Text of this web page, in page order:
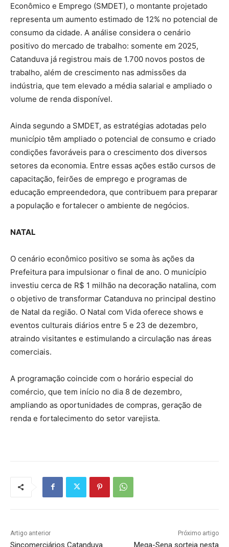
Econômico e Emprego (SMDET), o montante projetado
representa um aumento estimado de 12% no potencial de
consumo da cidade. A análise considera o cenário
positivo do mercado de trabalho: somente em 2025,
Catanduva já registrou mais de 1.700 novos postos de
trabalho, além de crescimento nas admissões da
indústria, que tem elevado a média salarial e ampliado o
volume de renda disponível.
Ainda segundo a SMDET, as estratégias adotadas pelo
município têm ampliado o potencial de consumo e criado
condições favoráveis para o crescimento dos diversos
setores da economia. Entre essas ações estão cursos de
capacitação, feirões de emprego e programas de
educação empreendedora, que contribuem para preparar
a população e fortalecer o ambiente de negócios.
NATAL
O cenário econômico positivo se soma às ações da
Prefeitura para impulsionar o final de ano. O município
investiu cerca de R$ 1 milhão na decoração natalina, com
o objetivo de transformar Catanduva no principal destino
de Natal da região. O Natal com Vida oferece shows e
eventos culturais diários entre 5 e 23 de dezembro,
atraindo visitantes e estimulando a circulação nas áreas
comerciais.
A programação coincide com o horário especial do
comércio, que tem início no dia 8 de dezembro,
ampliando as oportunidades de compras, geração de
renda e fortalecimento do setor varejista.
Artigo anterior
Sincomerciários Catanduva
Próximo artigo
Mega-Sena sorteia nesta